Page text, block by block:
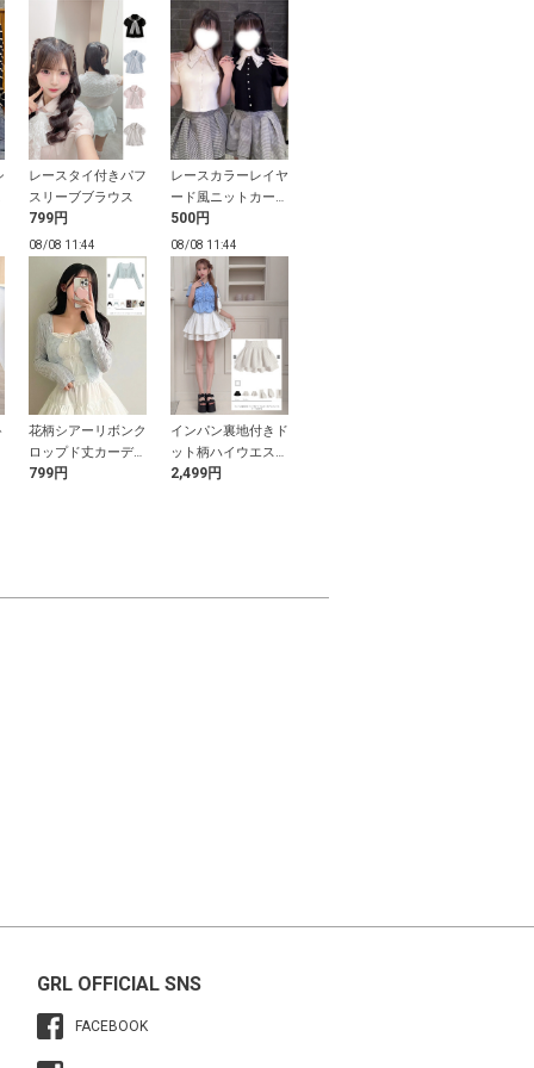
レースタイ付きパフ
スリーブブラウス
799円
レースカラーレイヤ
ード風ニットカーデ
ィガン
500円
08/08 11:44
花柄シアーリボンク
ロップド丈カーディ
ガン
799円
08/08 11:44
インパン裏地付きド
ット柄ハイウエスト
ダブルフレアスカー
2,499円
GRL OFFICIAL SNS
FACEBOOK